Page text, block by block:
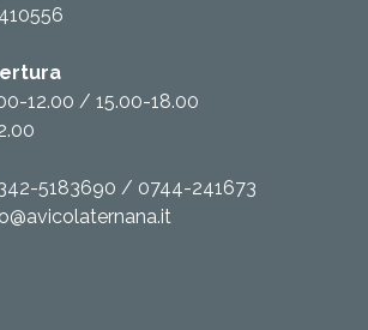
12.00 / 15.00-18.00
5183690 / 0744-241673